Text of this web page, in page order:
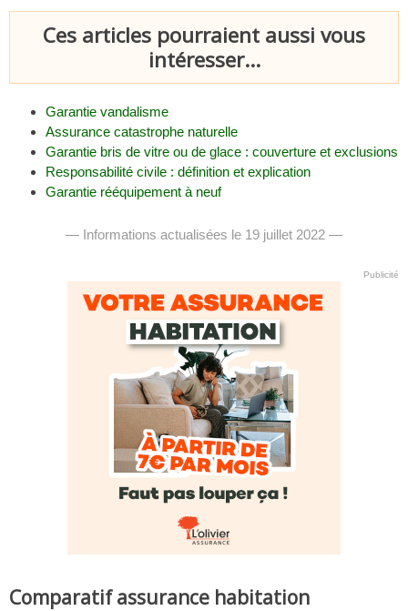
Ces articles pourraient aussi vous
intéresser...
Garantie vandalisme
Assurance catastrophe naturelle
Garantie bris de vitre ou de glace : couverture et exclusions
Responsabilité civile : définition et explication
Garantie rééquipement à neuf
— Informations actualisées le 19 juillet 2022 —
Publicité
Comparatif assurance habitation